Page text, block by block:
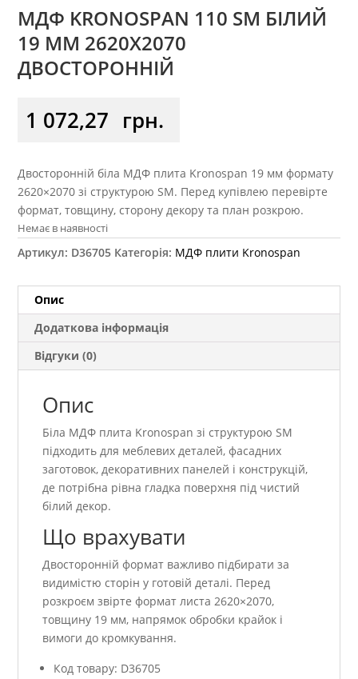
МДФ KRONOSPAN 110 SM БІЛИЙ
19 ММ 2620Х2070
ДВОСТОРОННІЙ
1 072,27 грн.
Двосторонній біла МДФ плита Kronospan 19 мм формату
2620×2070 зі структурою SM. Перед купівлею перевірте
формат, товщину, сторону декору та план розкрою.
Немає в наявності
Артикул: D36705 Категорія: МДФ плити Kronospan
Опис
Додаткова інформація
Відгуки (0)
Опис
Біла МДФ плита Kronospan зі структурою SM
підходить для меблевих деталей, фасадних
заготовок, декоративних панелей і конструкцій,
де потрібна рівна гладка поверхня під чистий
білий декор.
Що врахувати
Двосторонній формат важливо підбирати за
видимістю сторін у готовій деталі. Перед
розкроєм звірте формат листа 2620×2070,
товщину 19 мм, напрямок обробки крайок і
вимоги до кромкування.
Код товару: D36705